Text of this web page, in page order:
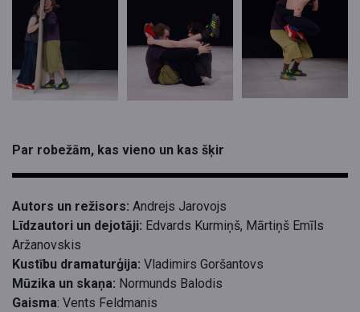
Par robežām, kas vieno un kas šķir
Autors un režisors: Andrejs Jarovojs
Līdzautori un dejotāji: Edvards Kurmiņš, Mārtiņš Emīls
Aržanovskis
Kustību dramaturģija: Vladimirs Goršantovs
Mūzika un skaņa: Normunds Balodis
Gaisma: Vents Feldmanis